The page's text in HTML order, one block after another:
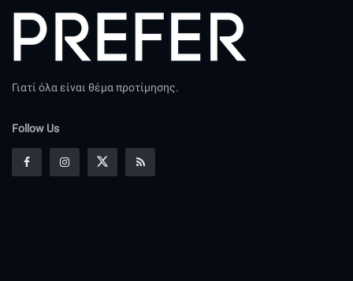
Γιατί όλα είναι θέμα προτίμησης.
Follow Us